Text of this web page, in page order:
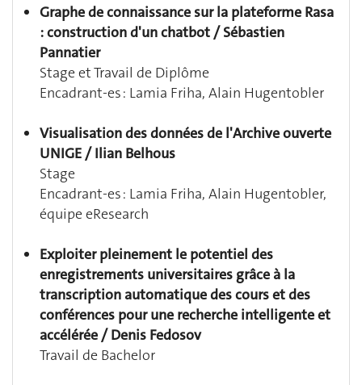
Graphe de connaissance sur la plateforme Rasa
: construction d'un chatbot / Sébastien
Pannatier
Stage et Travail de Diplôme
Encadrant-es : Lamia Friha, Alain Hugentobler
Visualisation des données de l'Archive ouverte
UNIGE / Ilian Belhous
Stage
Encadrant-es : Lamia Friha, Alain Hugentobler,
équipe eResearch
Exploiter pleinement le potentiel des
enregistrements universitaires grâce à la
transcription automatique des cours et des
conférences pour une recherche intelligente et
accélérée / Denis Fedosov
Travail de Bachelor